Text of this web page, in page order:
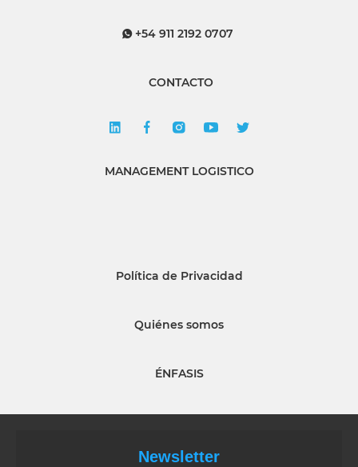
+54 911 2192 0707
CONTACTO
MANAGEMENT LOGISTICO
Política de Privacidad
Quiénes somos
ÉNFASIS
Newsletter